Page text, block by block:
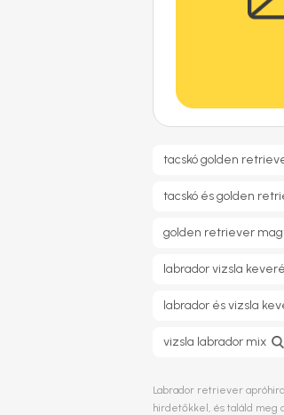
tacskó golden
tacskó és golden
golden retriever
labrador vizsla
labrador és vizsla
vizsla labrador mix
Labrador retriever
hirdetőkkel, és találd meg